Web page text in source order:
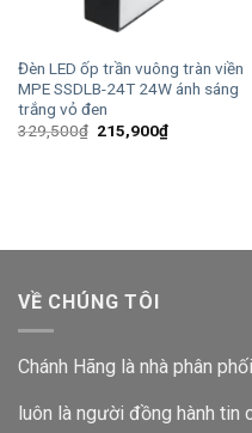
Đèn LED ốp trần vuông tràn viền
MPE SSDLB-24T 24W ánh sáng
trắng vỏ đen
329,500₫ Giá
215,900₫Giá
hiện
VỀ CHÚNG TÔI
Chánh Hãng là nhà phân
luôn là người đồng hành tin